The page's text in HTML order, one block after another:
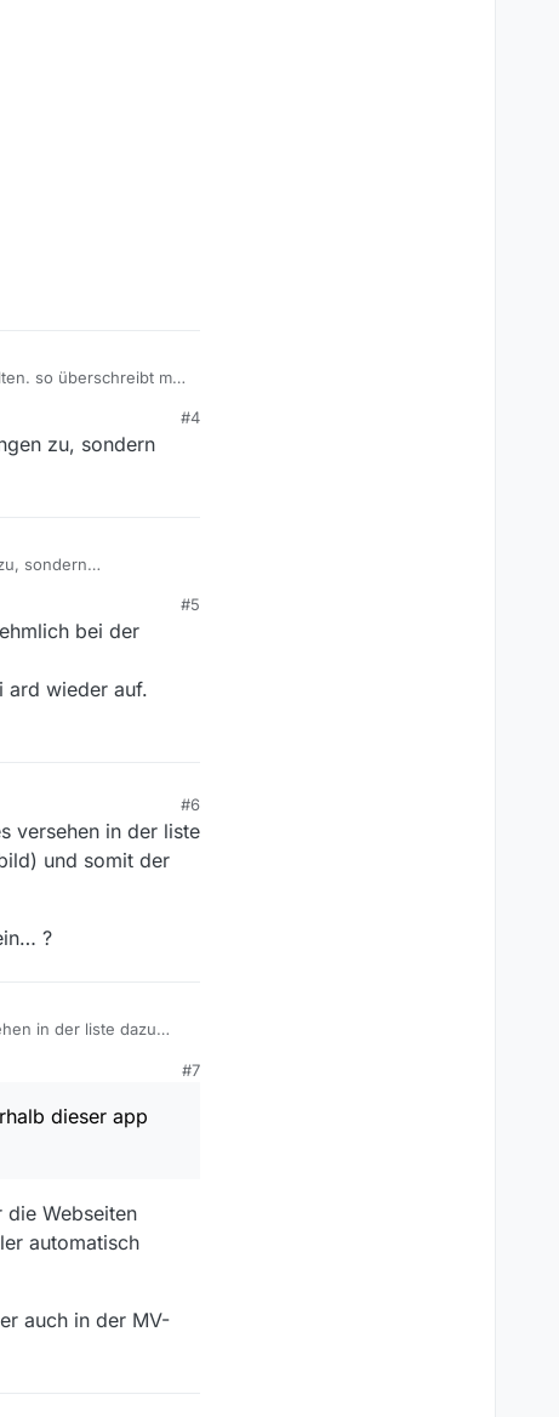
so überschreibt mv
den sender ard richtig#4
zu, sondern
sondern
#5
bei der
ard wieder auf.
#6
versehen in der liste
und somit der
?
in der liste dazu
#7
dieser app
die Webseiten
automatisch
auch in der MV-